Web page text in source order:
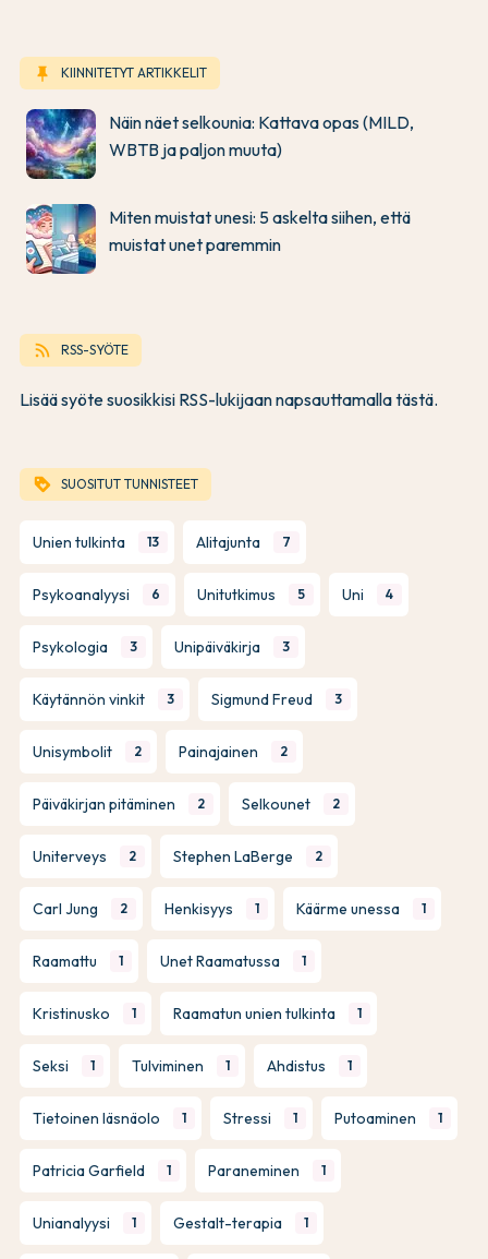
keep KIINNITETYT ARTIKKELIT
Näin näet selkounia: Kattava opas (MILD,
WBTB ja paljon muuta)
Miten muistat unesi: 5 askelta siihen, että
muistat unet paremmin
rss_feed RSS-SYÖTE
Lisää syöte suosikkisi RSS-lukijaan napsauttamalla tästä.
loyalty SUOSITUT TUNNISTEET
Unien tulkinta 13 Alitajunta 7
Psykoanalyysi 6 Unitutkimus 5 Uni 4
Psykologia 3 Unipäiväkirja 3
Käytännön vinkit 3 Sigmund Freud 3
Unisymbolit 2 Painajainen 2
Päiväkirjan pitäminen 2 Selkounet 2
Uniterveys 2 Stephen LaBerge 2
Carl Jung 2 Henkisyys 1 Käärme unessa 1
Raamattu 1 Unet Raamatussa 1
Kristinusko 1 Raamatun unien tulkinta 1
Seksi 1 Tulviminen 1 Ahdistus 1
Tietoinen läsnäolo 1 Stressi 1 Putoaminen 1
Patricia Garfield 1 Paraneminen 1
Unianalyysi 1 Gestalt-terapia 1